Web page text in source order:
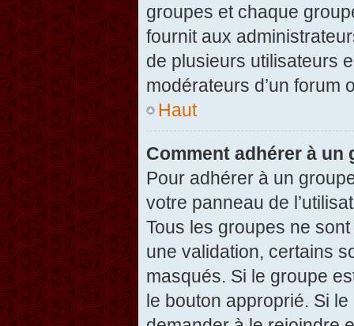
groupes et chaque
fournit aux
de plusieurs utilisateurs
modérateurs d’un forum
Haut
Comment adhérer à un
Pour adhérer à un
votre panneau de
Tous les groupes ne
une validation, certains
masqués. Si le groupe
le bouton approprié. Si